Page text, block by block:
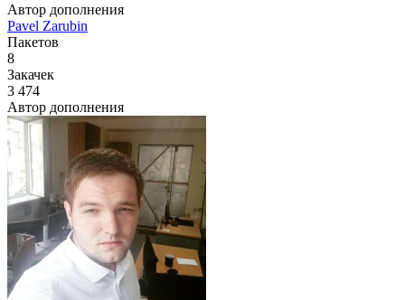
Автор дополнения
Pavel Zarubin
Пакетов
8
Закачек
3 474
Автор дополнения